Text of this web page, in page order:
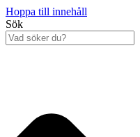
Hoppa till innehåll
Sök